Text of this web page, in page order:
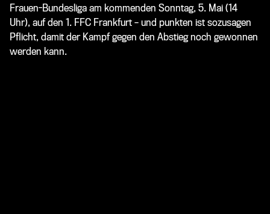
Frauen-Bundesliga am kommenden Sonntag, 5. Mai (14
Uhr), auf den 1. FFC Frankfurt – und punkten ist sozusagen
Pflicht, damit der Kampf gegen den Abstieg noch gewonnen
werden kann.